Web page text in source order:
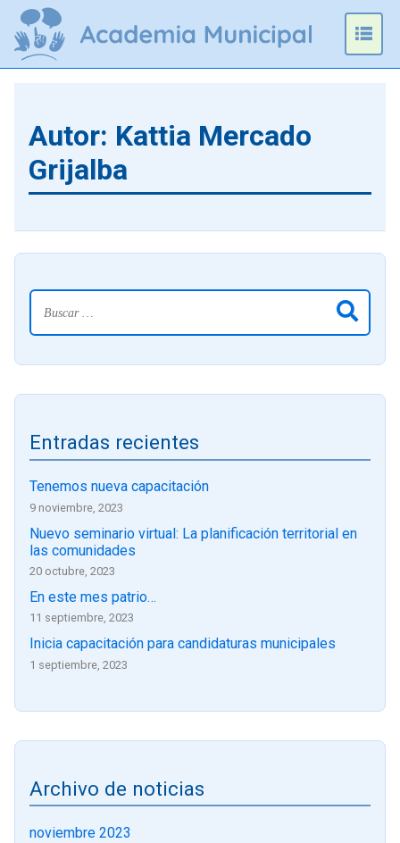
Omitir
Autor: Kattia Mercado
Grijalba
Entradas recientes
Tenemos nueva capacitación
9 noviembre, 2023
Nuevo seminario virtual: La planificación territorial en
las comunidades
20 octubre, 2023
En este mes patrio…
11 septiembre, 2023
Inicia capacitación para candidaturas municipales
1 septiembre, 2023
Archivo de noticias
noviembre 2023